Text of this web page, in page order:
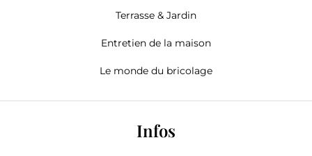
Terrasse & Jardin
Entretien de la maison
Le monde du bricolage
Infos